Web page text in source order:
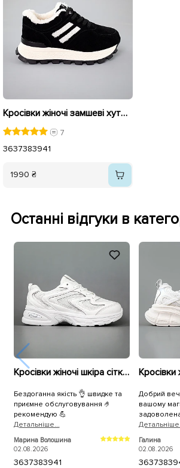
Кросівки жіночі замшеві хутро 592878 Чорні
7
3637383941
1990 ₴
Останні відгуки в
Кросівки жіночі шкіра сітка 594681 Білі
Бездоганна якість 👌 швидке та
приємне обслуговування 🤌
рекомендую 💪
Детальнiше...
Марина Волошина
02.08.2026
3637383941
Добрий
вашому
зручні, а
теж
Галина
02.08.2026
36373839